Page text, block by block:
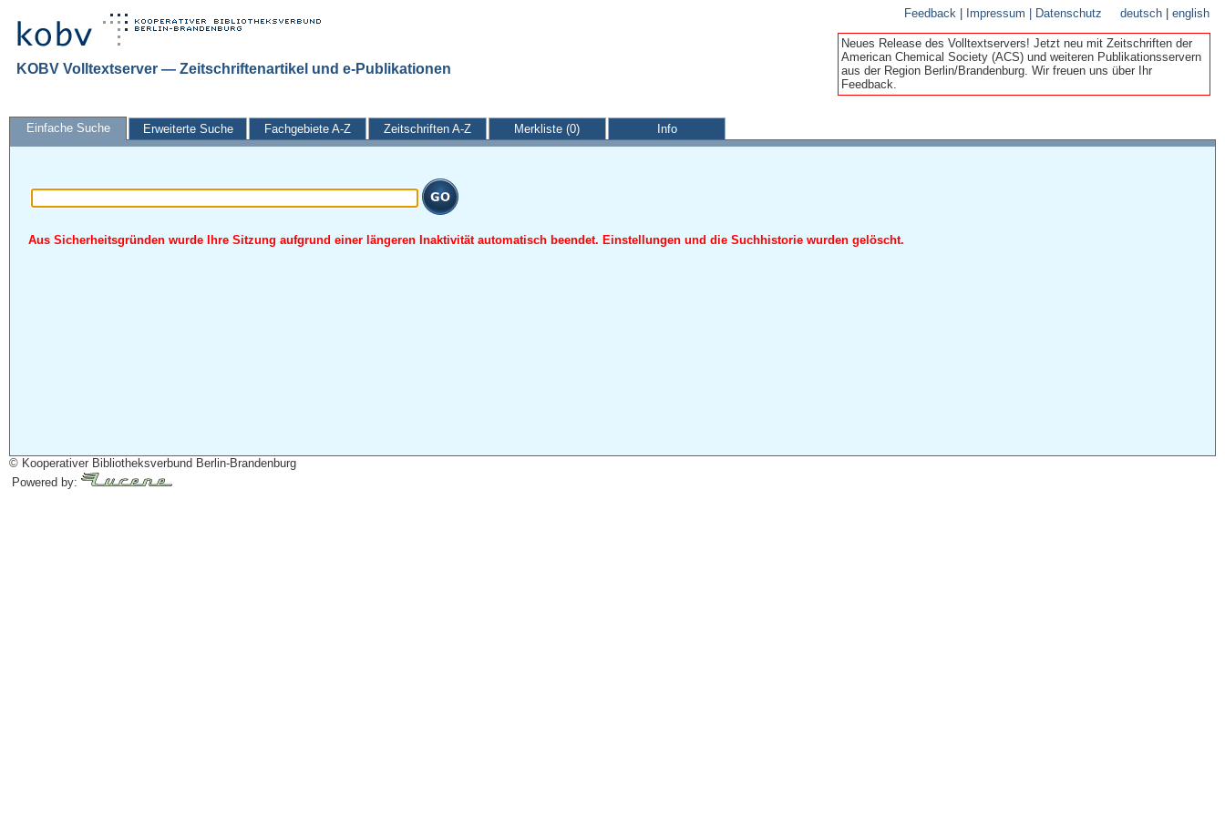
Feedback Impressum | Datenschutz deutsch |english
KOBV Volltextserver — Zeitschriftenartikel und e-Publikationen
Neues Release des Volltextservers! Jetzt neu mit Zeitschriften der
American Chemical Society (ACS) und weiteren Publikationsservern
aus der Region Berlin/Brandenburg. Wir freuen uns über Ihr
Feedback.
Einfache Suche Erweiterte Suche Fachgebiete A-Z Zeitschriften A-Z Merkliste (0) Info
Aus Sicherheitsgründen wurde Ihre Sitzung aufgrund einer längeren Inaktivität automatisch beendet. Einstellungen und die Suchhistorie wurden gelöscht.
© Kooperativer Bibliotheksverbund Berlin-Brandenburg
Powered by: